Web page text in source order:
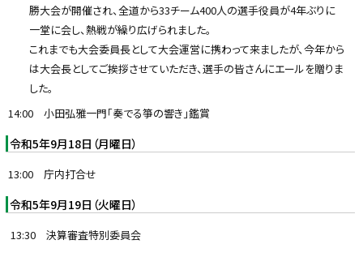
勝大会が開催され、全道から33チーム400人の選手役員が4年ぶりに
一堂に会し、熱戦が繰り広げられました。
これまでも大会委員長として大会運営に携わって来ましたが、今年から
は大会長としてご挨拶させていただき、選手の皆さんにエールを贈りま
した。
14:00 小田弘雅一門「奏でる箏の響き」鑑賞
令和5年9月18日（月曜日）
13:00 庁内打合せ
令和5年9月19日（火曜日）
13:30 決算審査特別委員会